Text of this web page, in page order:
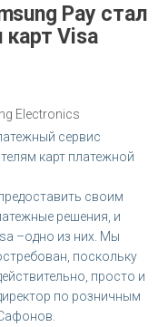
Pay стал
Visa
Electronics
сервис
карт платежной
своим
решения, и
–одно из них. Мы
поскольку
просто и
по розничным